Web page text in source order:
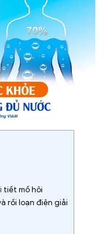
tiết mồ hôi
rối loạn điện giải